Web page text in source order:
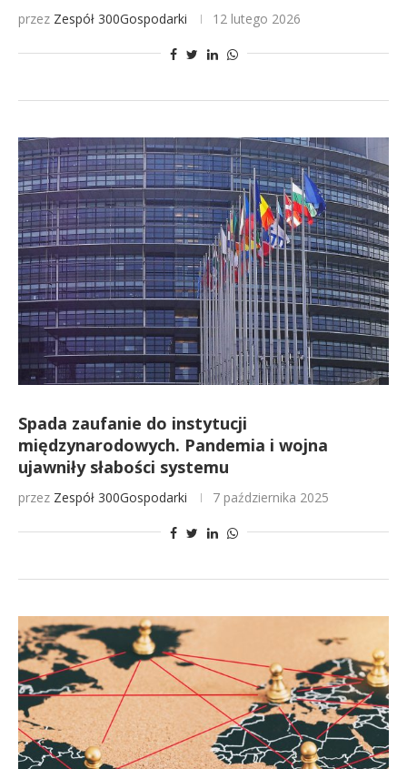
przez Zespół 300Gospodarki 12 lutego 2026
Spada zaufanie do instytucji
międzynarodowych. Pandemia i wojna
ujawniły słabości systemu
przez Zespół 300Gospodarki 7 października 2025